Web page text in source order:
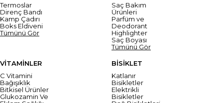
Termoslar
Direnç Bandı
Kamp Çadırı
Boks Eldiveni
Tümünü Gör
Saç Bakım
Ürünleri
Parfüm ve
Deodorant
Highlighter
Saç Boyası
Tümünü Gör
VİTAMİNLER
C Vitamini
Bağışıklık
Bitkisel Ürünler
Glukozamin Ve
BİSİKLET
Katlanır
Bisikletler
Elektrikli
Bisikletler